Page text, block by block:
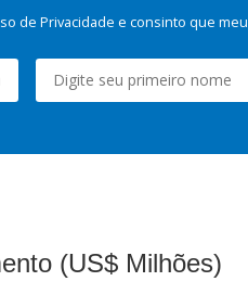
de Privacidade e consinto que
(US$ Milhões)